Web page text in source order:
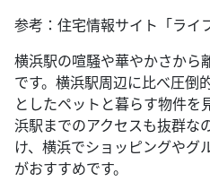
参考：住宅情報サイト「ライ
横浜駅の喧騒や華やかさから
です。横浜駅周辺に比べ圧倒
としたペットと暮らす物件を
浜駅までのアクセスも抜群な
け、横浜でショッピングやグ
がおすすめです。